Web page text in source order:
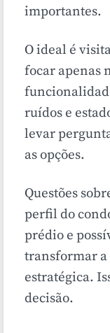
importantes.
O ideal é
focar apenas
ruídos e
levar
as opções.
Questões
perfil do
prédio e
transformar a
estratégica.
decisão.